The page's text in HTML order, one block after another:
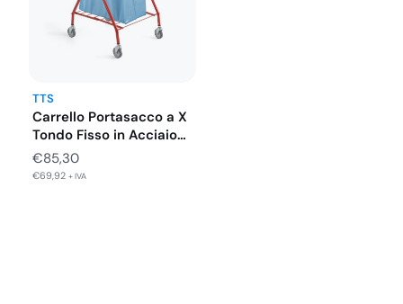
TTS
Carrello Portasacco a X
Tondo Fisso in Acciaio…
€85,30
€69,92 + IVA